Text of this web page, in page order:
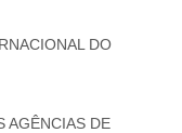
DO
AGÊNCIAS DE